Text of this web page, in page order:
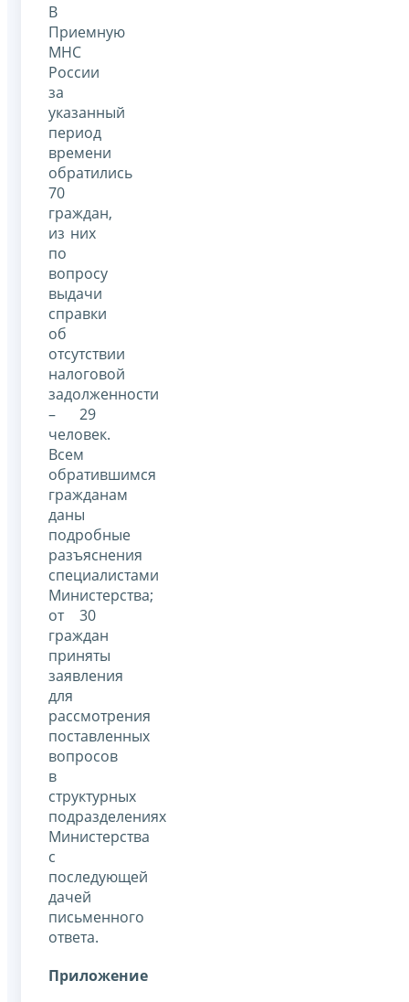
В
Приемную
МНС
России
за
указанный
период
времени
обратились
70
граждан,
из них
по
вопросу
выдачи
справки
об
отсутствии
налоговой
задолженности
– 29
человек.
Всем
обратившимся
гражданам
даны
подробные
разъяснения
специалистами
Министерства;
от 30
граждан
приняты
заявления
для
рассмотрения
поставленных
вопросов
в
структурных
подразделениях
Министерства
с
последующей
дачей
письменного
ответа.
Приложение